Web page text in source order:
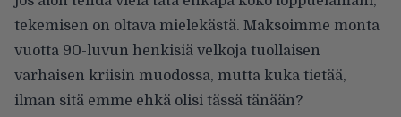
tekemisen on oltava mielekästä. Maksoimme monta
vuotta 90-luvun henkisiä velkoja tuollaisen
varhaisen kriisin muodossa, mutta kuka tietää,
ilman sitä emme ehkä olisi tässä tänään?